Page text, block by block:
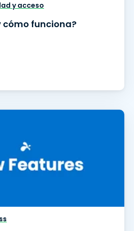
y acceso
cómo funciona?